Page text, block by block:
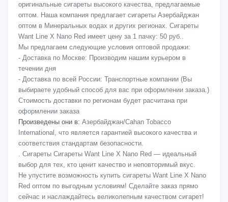
оригинальные сигареты высокого качества, предлагаемые
оптом. Наша компания предлагает сигареты Азербайджан
оптом в Минеральных водах и других регионах. Сигареты
Want Line X Nano Red имеет цену за 1 пачку: 50 руб..
Мы предлагаем следующие условия оптовой продажи:
- Доставка по Москве: Производим нашим курьером в
течении дня
- Доставка по всей России: Транспортные компании (Вы
выбираете удобный способ для вас при оформлении заказа.)
Стоимость доставки по регионам будет расчитана при
оформлении заказа
Произведены они в: Азербайджан/Cahan Tobacco
International, что является гарантией высокого качества и
соответствия стандартам безопасности.
. Сигареты Сигареты Want Line X Nano Red — идеальный
выбор для тех, кто ценит качество и неповторимый вкус.
Не упустите возможность купить сигареты Want Line X Nano
Red оптом по выгодным условиям! Сделайте заказ прямо
сейчас и наслаждайтесь великолепным качеством сигарет!